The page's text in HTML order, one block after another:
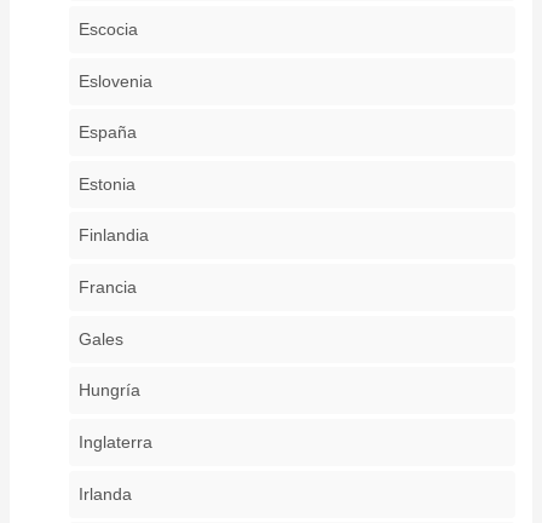
Escocia
Eslovenia
España
Estonia
Finlandia
Francia
Gales
Hungría
Inglaterra
Irlanda